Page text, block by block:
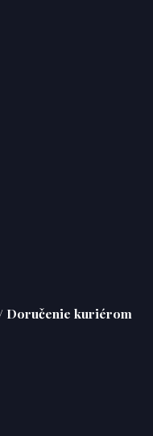
Doručenie kuriérom